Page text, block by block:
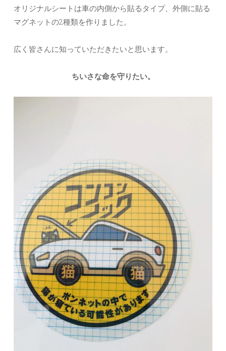
オリジナルシートは車の内側から貼るタイプ、外側に貼る
マグネットの2種類を作りました。
広く皆さんに知っていただきたいと思います。
ちいさな命を守りたい。